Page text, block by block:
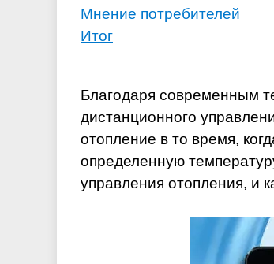
Мнение потребителей
Итог
Благодаря современным
дистанционного
отопление в то время,
определенную
управления отопления, и